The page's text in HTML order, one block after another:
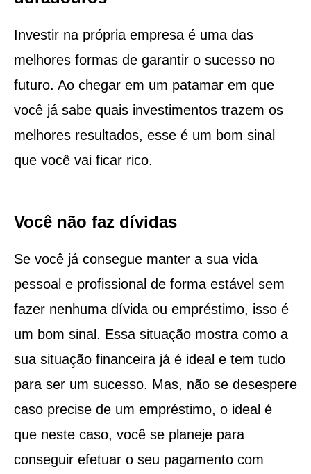
Investir na própria empresa é uma das
melhores formas de garantir o sucesso no
futuro. Ao chegar em um patamar em que
você já sabe quais investimentos trazem os
melhores resultados, esse é um bom sinal
que você vai ficar rico.
Você não faz dívidas
Se você já consegue manter a sua vida
pessoal e profissional de forma estável sem
fazer nenhuma dívida ou empréstimo, isso é
um bom sinal. Essa situação mostra como a
sua situação financeira já é ideal e tem tudo
para ser um sucesso. Mas, não se desespere
caso precise de um empréstimo, o ideal é
que neste caso, você se planeje para
conseguir efetuar o seu pagamento com